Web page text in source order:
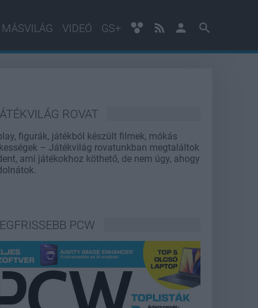
MÁSVILÁG VIDEÓ GS+
ROVAT
figurák, játékból készült filmek, mókás
– Játékvilág rovatunkban megtaláltok
ami játékokhoz köthető, de nem úgy, ahogy
PCW